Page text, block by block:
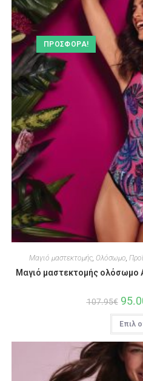
ΠΡΟΣΦΟΡΆ!
Μαγιό μαστεκτομής, Ολόσωμο,
Μαγιό μαστεκτομής ολόσωμο
107.95€